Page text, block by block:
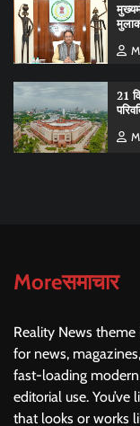
21
Moreसमाचार
Reality News
for news,
fast-loading
editorial use.
that looks or works